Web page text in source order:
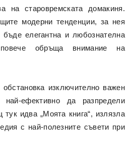
на старовремската домакиня.
модерни тенденции, за нея
елегантна и любознателна
обръща внимание на
изключително важен
ефективно да разпредели
идва „Моята книга“, излязла
с най-полезните съвети при